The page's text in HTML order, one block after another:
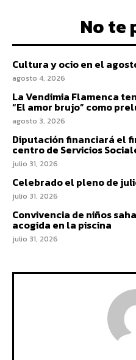
No te
Cultura y ocio en el
agosto 4, 2026
La Vendimia Flamenca
“El amor brujo” como
agosto 3, 2026
Diputación financiará el
centro de Servicios
julio 31, 2026
Celebrado el pleno de
julio 31, 2026
Convivencia de niños
acogida en la piscina
julio 31, 2026